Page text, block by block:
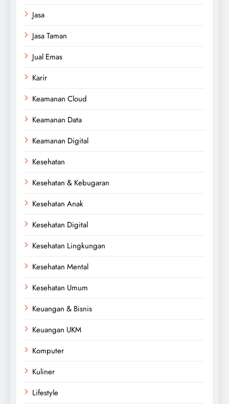
Jasa
Jasa Taman
Jual Emas
Karir
Keamanan Cloud
Keamanan Data
Keamanan Digital
Kesehatan
Kesehatan & Kebugaran
Kesehatan Anak
Kesehatan Digital
Kesehatan Lingkungan
Kesehatan Mental
Kesehatan Umum
Keuangan & Bisnis
Keuangan UKM
Komputer
Kuliner
Lifestyle